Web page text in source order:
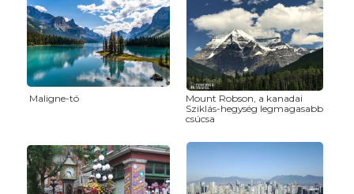
Maligne-tó
Mount Robson, a kanadai
Sziklás-hegység legmagasabb
csúcsa